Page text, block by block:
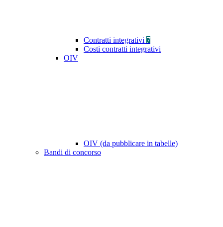
Contratti integrativi 7
Costi contratti integrativi
OIV
OIV (da pubblicare in tabelle)
Bandi di concorso